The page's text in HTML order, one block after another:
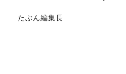
たぶん編集長